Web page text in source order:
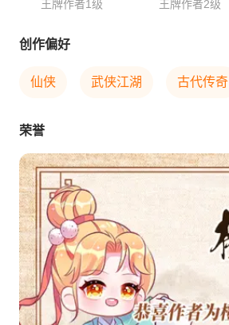
王牌作者1级 王牌作者2级
创作偏好
仙侠 武侠江湖 古代传奇
荣誉